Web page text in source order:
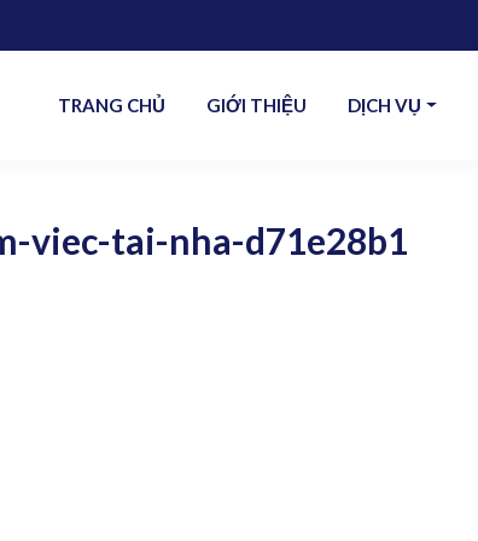
TRANG CHỦ GIỚI THIỆU DỊCH VỤ
viec-tai-nha-d71e28b1